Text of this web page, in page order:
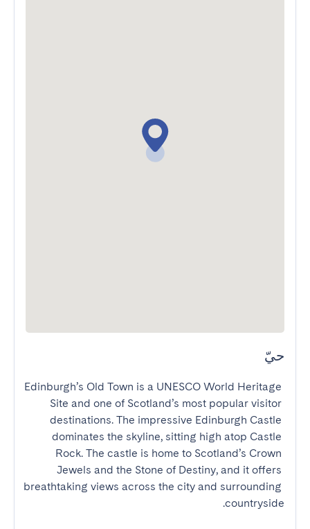
حيّ
Edinburgh’s Old Town is a UNESCO World Heritage
Site and one of Scotland’s most popular visitor
destinations. The impressive Edinburgh Castle
dominates the skyline, sitting high atop Castle
Rock. The castle is home to Scotland’s Crown
Jewels and the Stone of Destiny, and it offers
breathtaking views across the city and surrounding